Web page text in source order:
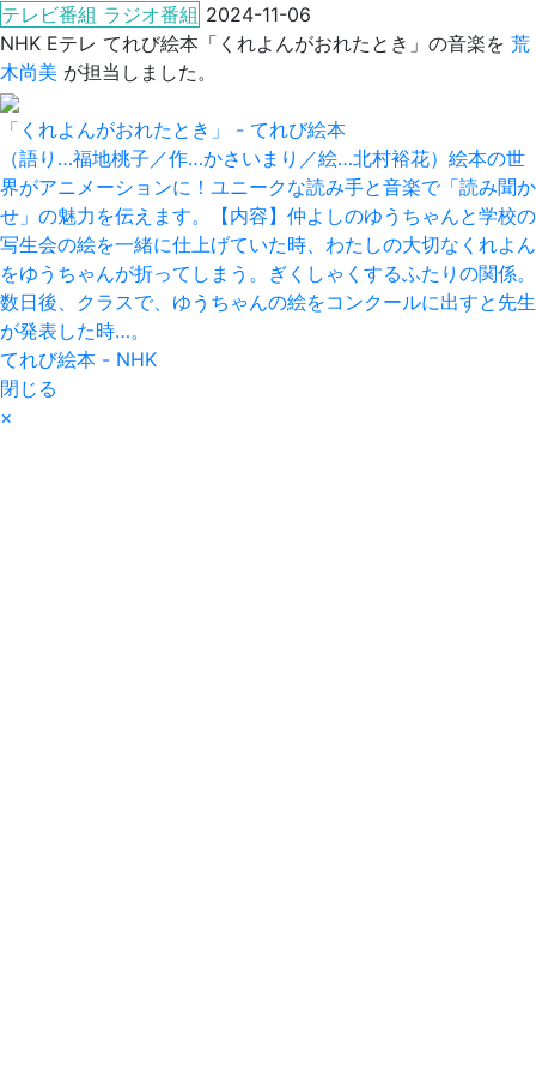
テレビ番組 ラジオ番組 2024-11-06
NHK Eテレ てれび絵本「くれよんがおれたとき」の音楽を 荒
木尚美 が担当しました。
「くれよんがおれたとき」 - てれび絵本
（語り…福地桃子／作…かさいまり／絵…北村裕花）絵本の世
界がアニメーションに！ユニークな読み手と音楽で「読み聞か
せ」の魅力を伝えます。【内容】仲よしのゆうちゃんと学校の
写生会の絵を一緒に仕上げていた時、わたしの大切なくれよん
をゆうちゃんが折ってしまう。ぎくしゃくするふたりの関係。
数日後、クラスで、ゆうちゃんの絵をコンクールに出すと先生
が発表した時…。
てれび絵本 - NHK
閉じる
×